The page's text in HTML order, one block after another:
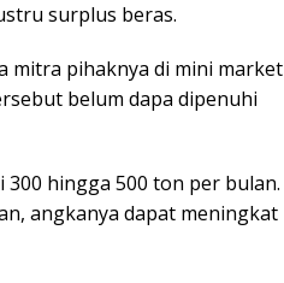
surplus beras.
mitra pihaknya di mini market
belum dapa dipenuhi
hingga 500 ton per bulan.
angkanya dapat meningkat